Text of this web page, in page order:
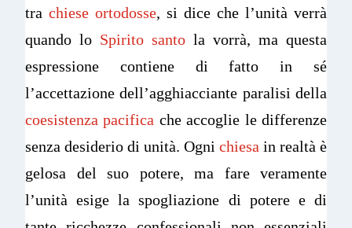
tra chiese ortodosse, si dice che l’unità verrà
quando lo Spirito santo la vorrà, ma questa
espressione contiene di fatto in sé
l’accettazione dell’agghiacciante paralisi della
coesistenza pacifica che accoglie le differenze
senza desiderio di unità. Ogni chiesa in realtà è
gelosa del suo potere, ma fare veramente
l’unità esige la spogliazione di potere e di